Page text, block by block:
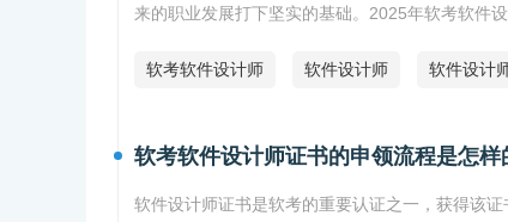
来的职业发展打下坚实的基础。2025年软考软件
软考软件设计师 软件设计师 软件设计
软考软件设计师证书的申领流程是怎样
软件设计师证书是软考的重要认证之一，获得该